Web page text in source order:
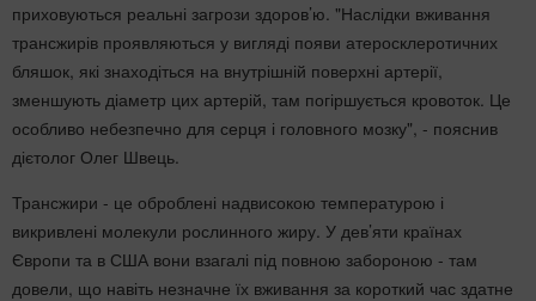
приховуються реальні загрози здоров’ю. "Наслідки вживання
трансжирів проявляються у вигляді появи атеросклеротичних
бляшок, які знаходіться на внутрішній поверхні артерії,
зменшують діаметр цих артерій, там погіршується кровоток. Це
особливо небезпечно для серця і головного мозку", - пояснив
дієтолог Олег Швець.
Трансжири - це оброблені надвисокою температурою і
викривлені молекули рослинного жиру. У дев’яти країнах
Європи та в США вони взагалі під повною забороною - там
довели, що навіть незначне їх вживання за короткий час здатне